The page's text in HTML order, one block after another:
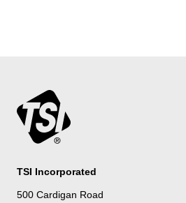
TSI Incorporated
500 Cardigan Road